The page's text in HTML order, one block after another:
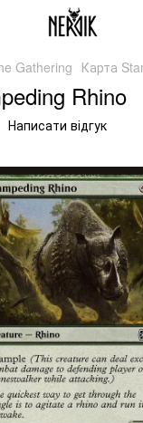
Gathering Карта
Rhino
Написати відгук